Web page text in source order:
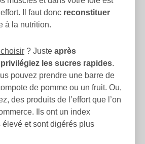
Il faut donc reconstituer
à la nutrition.
? Juste après
privilégiez les sucres rapides.
pouvez prendre une barre de
de pomme ou un fruit. Ou,
des produits de l’effort que l’on
Ils ont un index
et sont digérés plus